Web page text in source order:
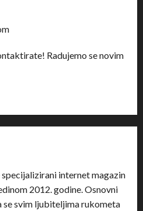
Radujemo se novim
internet magazin
2012. godine. Osnovni
svim ljubiteljima rukometa